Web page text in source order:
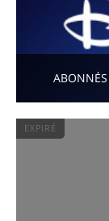
EXPIRÉ